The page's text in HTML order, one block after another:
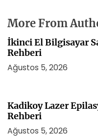
More From
İkinci El Bilgisayar
Rehberi
Ağustos 5, 2026
Kadikoy Lazer
Rehberi
Ağustos 5, 2026